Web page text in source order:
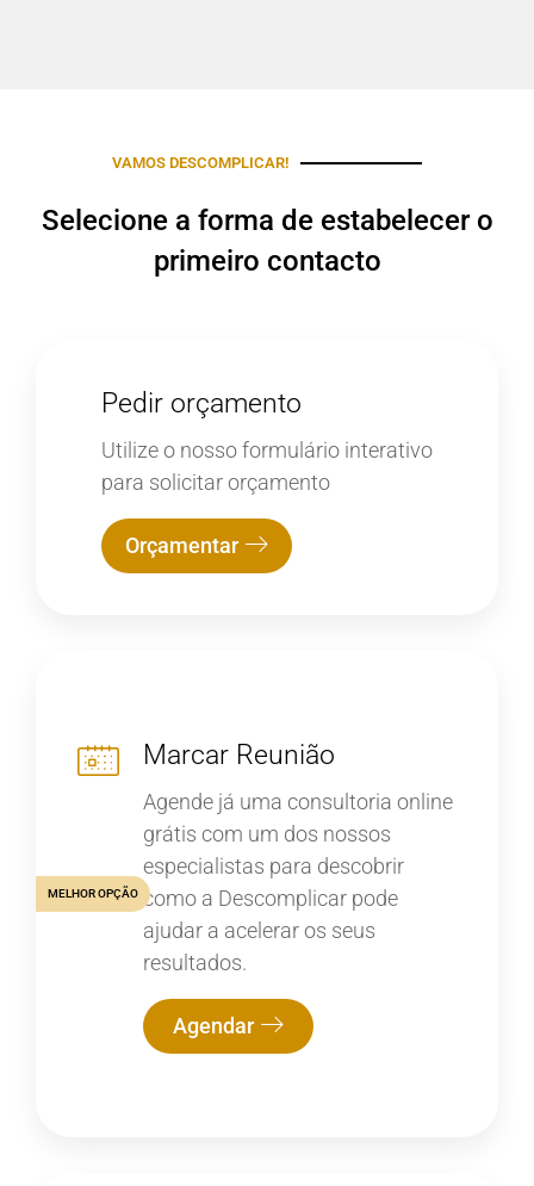
VAMOS DESCOMPLICAR!
Selecione a forma de estabelecer o
primeiro contacto
Pedir orçamento
Utilize o nosso formulário interativo
para solicitar orçamento
Orçamentar
Marcar Reunião
Agende já uma consultoria online
grátis com um dos nossos
especialistas para descobrir
como a Descomplicar pode
ajudar a acelerar os seus
resultados.
Agendar
MELHOR OPÇÃO